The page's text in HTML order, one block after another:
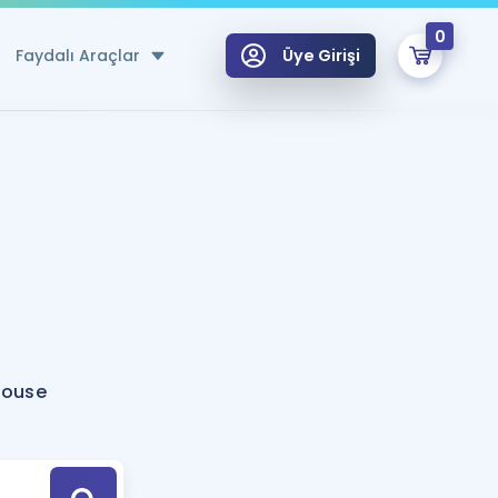
Faydalı Araçlar
Hesaplama Aracı
için Öneriler
Tek Takvimde
Üye Girişi
0
Hoca ile seni sınava hazırlayacak onlarca eğitim seni bekliyor!